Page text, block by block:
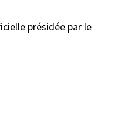
présidée par le